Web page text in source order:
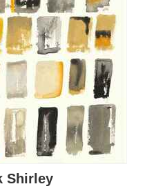
Shirley